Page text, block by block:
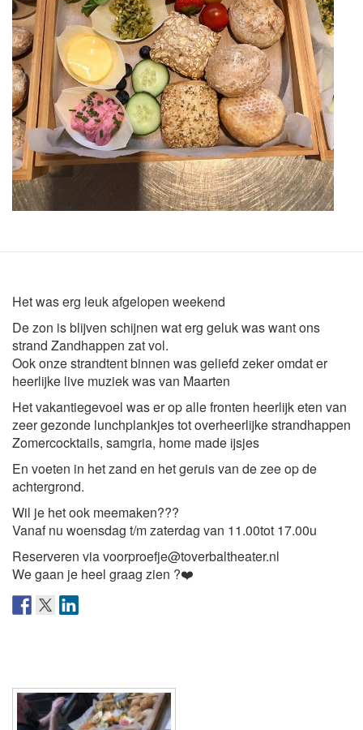
Het was erg leuk afgelopen weekend
De zon is blijven schijnen wat erg geluk was want ons
strand Zandhappen zat vol.
Ook onze strandtent binnen was geliefd zeker omdat er
heerlijke live muziek was van Maarten
Het vakantiegevoel was er op alle fronten heerlijk eten van
zeer gezonde lunchplankjes tot overheerlijke strandhappen
Zomercocktails, samgria, home made ijsjes
En voeten in het zand en het geruis van de zee op de
achtergrond.
Wil je het ook meemaken???
Vanaf nu woensdag t/m zaterdag van 11.00tot 17.00u
Reserveren via voorproefje@toverbaltheater.nl
We gaan je heel graag zien ?❤️